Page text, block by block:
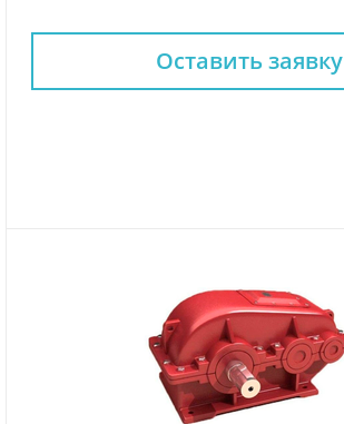
Оставить заявку